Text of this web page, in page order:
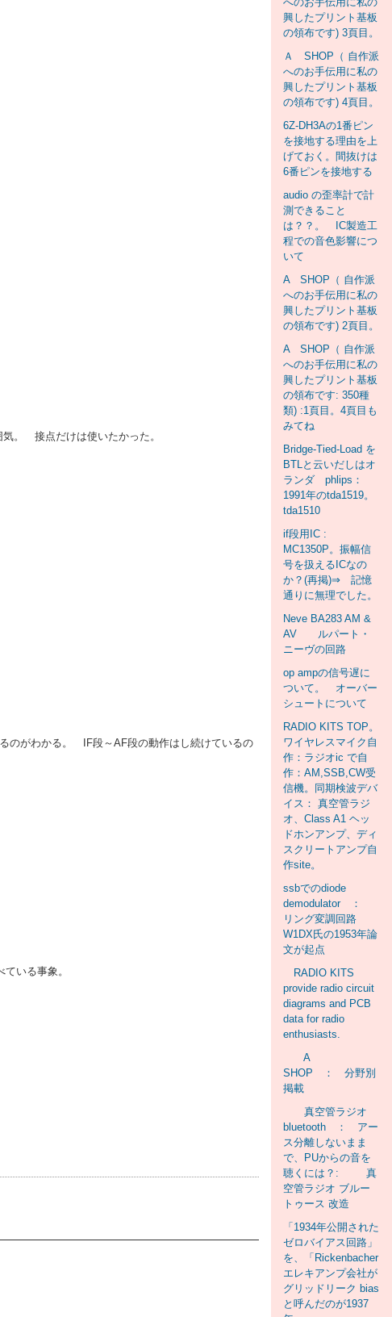
。 接点だけは使いたかった。
のがわかる。 IF段～AF段の動作はし続けているの
いる事象。
興したプリント基板
の領布です) 3頁目。
Ａ SHOP（ 自作派
へのお手伝用に私の
興したプリント基板
の領布です) 4頁目。
6Z-DH3Aの1番ピン
を接地する理由を上
げておく。間抜けは
6番ピンを接地する
audio の歪率計で計
測できること
は？？。 IC製造工
程での音色影響につ
いて
A SHOP（ 自作派
へのお手伝用に私の
興したプリント基板
の領布です) 2頁目。
A SHOP（ 自作派
へのお手伝用に私の
興したプリント基板
の領布です: 350種
類) :1頁目。4頁目も
みてね
Bridge-Tied-Load を
BTLと云いだしはオ
ランダ phlips：
1991年のtda1519。
tda1510
if段用IC :
MC1350P。振幅信
号を扱えるICなの
か？(再掲)⇒ 記憶
通りに無理でした。
Neve BA283 AM &
AV ルパート・
ニーヴの回路
op ampの信号遅に
ついて。 オーバー
シュートについて
RADIO KITS TOP。
ワイヤレスマイク自
作：ラジオic で自
作：AM,SSB,CW受
信機。同期検波デバ
イス： 真空管ラジ
オ、Class A1 ヘッ
ドホンアンプ、ディ
スクリートアンプ自
作site。
ssbでのdiode
demodulator ：
リング変調回路
W1DX氏の1953年論
文が起点
RADIO KITS
provide radio circuit
diagrams and PCB
data for radio
enthusiasts.
A
SHOP ： 分野別
掲載
真空管ラジオ
bluetooth ： アー
ス分離しないまま
で、PUからの音を
聴くには？: 真
空管ラジオ ブルー
トゥース 改造
「1934年公開された
ゼロバイアス回路」
を、「Rickenbacher
エレキアンプ会社が
グリッドリーク bias
と呼んだのが1937